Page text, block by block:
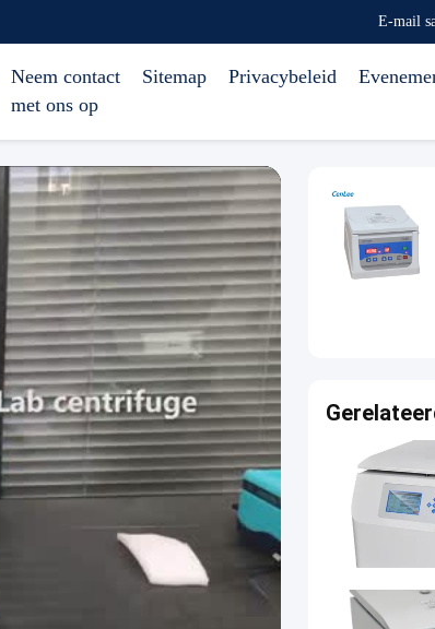
E-mail
Neem contact
met ons op
Sitemap Privacybeleid